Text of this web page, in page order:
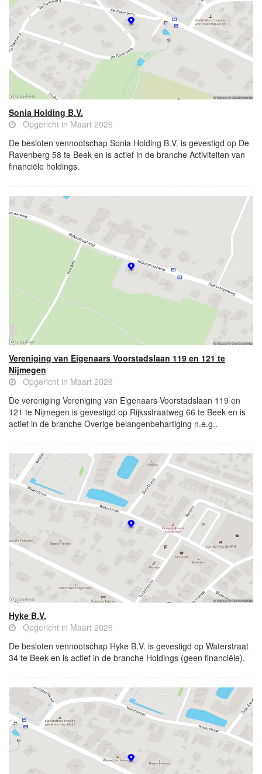
Sonia Holding B.V.
Opgericht in Maart 2026
De besloten vennootschap Sonia Holding B.V. is gevestigd op De
Ravenberg 58 te Beek en is actief in de branche Activiteiten van
financiële holdings.
Vereniging van Eigenaars Voorstadslaan 119 en 121 te
Nijmegen
Opgericht in Maart 2026
De vereniging Vereniging van Eigenaars Voorstadslaan 119 en
121 te Nijmegen is gevestigd op Rijksstraatweg 66 te Beek en is
actief in de branche Overige belangenbehartiging n.e.g..
Hyke B.V.
Opgericht in Maart 2026
De besloten vennootschap Hyke B.V. is gevestigd op Waterstraat
34 te Beek en is actief in de branche Holdings (geen financiële).